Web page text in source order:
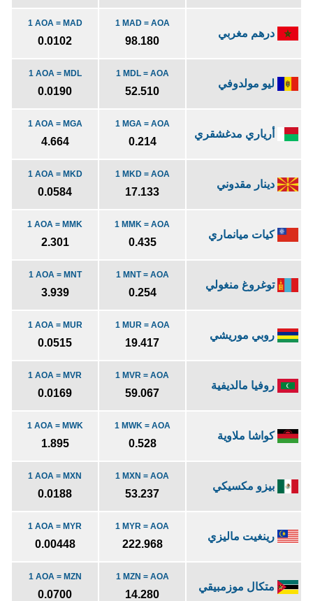
درهم مغربي
1 MAD = AOA
98.180
1 AOA = MAD
0.0102
ليو مولدوفي
1 MDL = AOA
52.510
1 AOA = MDL
0.0190
أرياري مدغشقري
1 MGA = AOA
0.214
1 AOA = MGA
4.664
دينار مقدوني
1 MKD = AOA
17.133
1 AOA = MKD
0.0584
كيات ميانماري
1 MMK = AOA
0.435
1 AOA = MMK
2.301
توغروغ منغولي
1 MNT = AOA
0.254
1 AOA = MNT
3.939
روبي موريشي
1 MUR = AOA
19.417
1 AOA = MUR
0.0515
روفيا مالديفية
1 MVR = AOA
59.067
1 AOA = MVR
0.0169
كواشا ملاوية
1 MWK = AOA
0.528
1 AOA = MWK
1.895
بيزو مكسيكي
1 MXN = AOA
53.237
1 AOA = MXN
0.0188
رينغيت ماليزي
1 MYR = AOA
222.968
1 AOA = MYR
0.00448
متكال موزمبيقي
1 MZN = AOA
14.280
1 AOA = MZN
0.0700